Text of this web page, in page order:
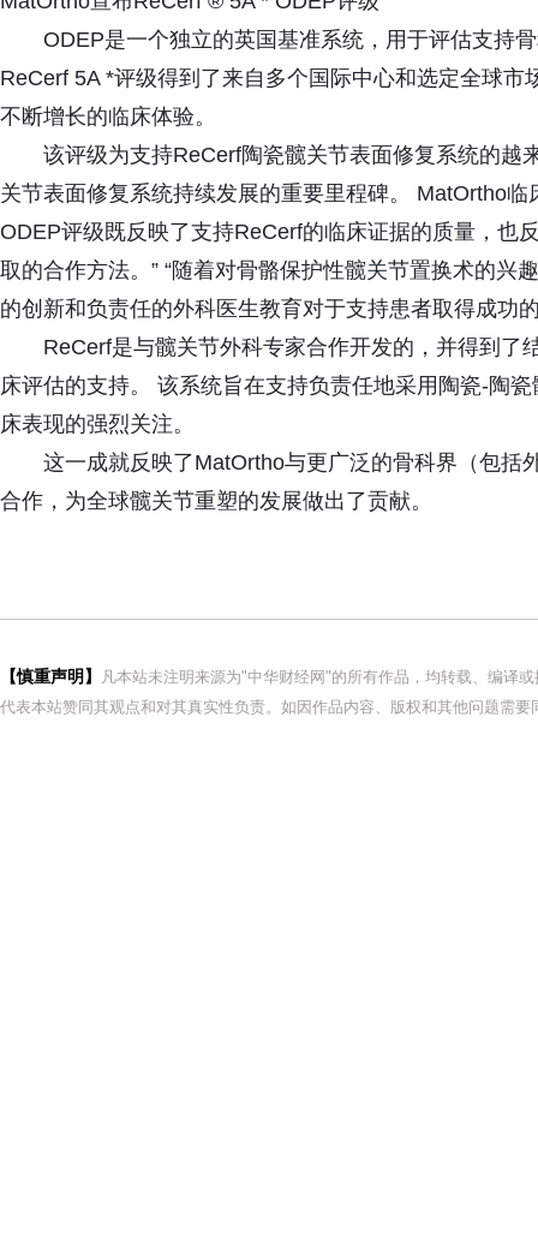
ODEP是一个独立的英国基准系统，用于评估支持
ReCerf 5A *评级得到了来自多个国际中心和选定全球
不断增长的临床体验。
该评级为支持ReCerf陶瓷髋关节表面修复系统的越
关节表面修复系统持续发展的重要里程碑。 MatOrtho
ODEP评级既反映了支持ReCerf的临床证据的质量，也
取的合作方法。” “随着对骨骼保护性髋关节置换术的兴
的创新和负责任的外科医生教育对于支持患者取得成功
ReCerf是与髋关节外科专家合作开发的，并得到
床评估的支持。 该系统旨在支持负责任地采用陶瓷-陶
床表现的强烈关注。
这一成就反映了MatOrtho与更广泛的骨科界（包括
合作，为全球髋关节重塑的发展做出了贡献。
【慎重声明】
凡本站未注明来源为"中华财经网"的所有作品，均转载、编译
代表本站赞同其观点和对其真实性负责。如因作品内容、版权和其他问题需